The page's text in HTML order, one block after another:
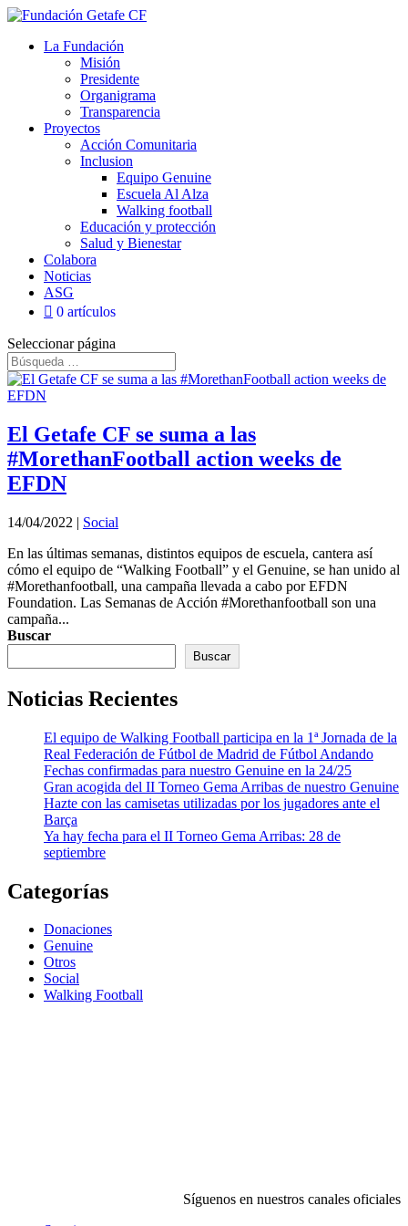
La Fundación
Misión
Presidente
Organigrama
Transparencia
Proyectos
Acción Comunitaria
Inclusion
Equipo Genuine
Escuela Al Alza
Walking football
Educación y protección
Salud y Bienestar
Colabora
Noticias
ASG
0 artículos
Seleccionar página
El Getafe CF se suma a las
#MorethanFootball action weeks de
EFDN
14/04/2022 | Social
En las últimas semanas, distintos equipos de escuela, cantera así
cómo el equipo de “Walking Football” y el Genuine, se han unido al
#Morethanfootball, una campaña llevada a cabo por EFDN
Foundation. Las Semanas de Acción #Morethanfootball son una
campaña...
Buscar
Buscar
Noticias Recientes
El equipo de Walking Football participa en la 1ª Jornada de la
Real Federación de Fútbol de Madrid de Fútbol Andando
Fechas confirmadas para nuestro Genuine en la 24/25
Gran acogida del II Torneo Gema Arribas de nuestro Genuine
Hazte con las camisetas utilizadas por los jugadores ante el
Barça
Ya hay fecha para el II Torneo Gema Arribas: 28 de
septiembre
Categorías
Donaciones
Genuine
Otros
Social
Walking Football
Síguenos en nuestros canales oficiales